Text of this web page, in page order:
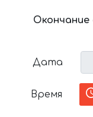
Окончание
Дата
Время